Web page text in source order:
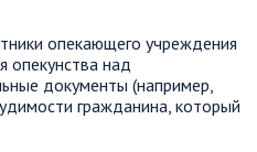
опекающего учреждения
опекунства над
документы (например,
гражданина, который